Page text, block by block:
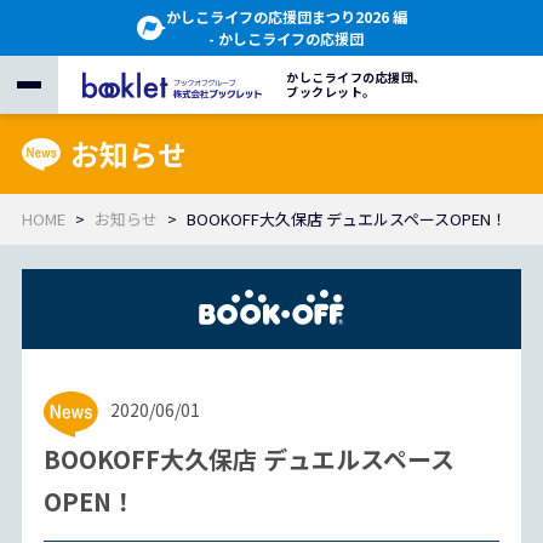
かしこライフの応援団まつり2026 編
- かしこライフの応援団
かしこライフの応援団、
ブックレット。
お知らせ
HOME お知らせ BOOKOFF大久保店 デュエルスペースOPEN！
2020/06/01
BOOKOFF大久保店 デュエルスペース
OPEN！